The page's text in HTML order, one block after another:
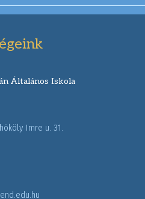
Általános Iskola
Imre u. 31.